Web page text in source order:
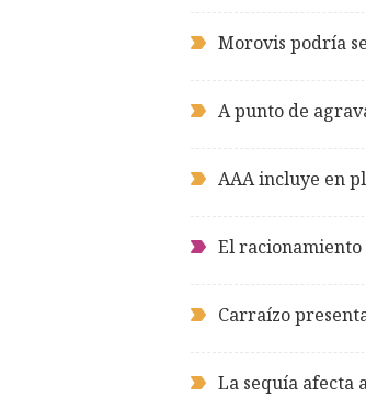
Morovis podría
A punto de
AAA incluye en
El racionamiento
Carraízo
La sequía afecta